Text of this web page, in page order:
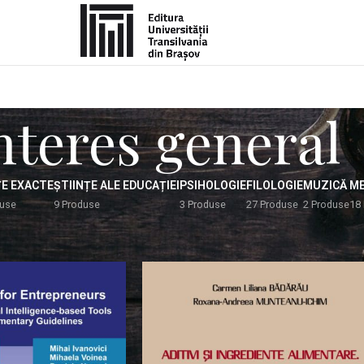
general
EXACTEȘTIINȚE ALE EDUCAȚIEI
9 Produse
PSIHOLOGIE
3 Produse
FILOLOGIE
27 Produse
MUZICĂ
2 Produse18
general Afișează 12